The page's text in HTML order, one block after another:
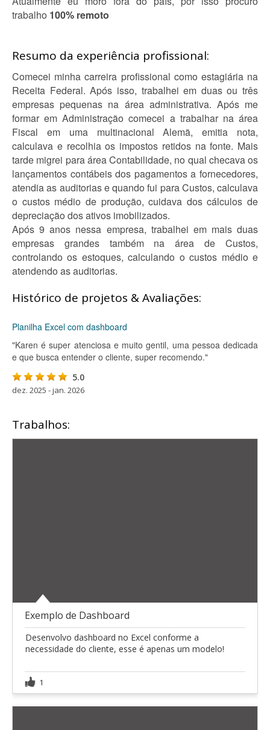
trabalho 100% remoto
Resumo da experiência profissional:
Comecei minha carreira profissional como estagiária na
Receita Federal. Após isso, trabalhei em duas ou três
empresas pequenas na área administrativa. Após me
formar em Administração comecei a trabalhar na área
Fiscal em uma multinacional Alemã, emitia nota,
calculava e recolhia os impostos retidos na fonte. Mais
tarde migrei para área Contabilidade, no qual checava os
lançamentos contábeis dos pagamentos a fornecedores,
atendia as auditorias e quando fui para Custos, calculava
o custos médio de produção, cuidava dos cálculos de
depreciação dos ativos imobilizados.
Após 9 anos nessa empresa, trabalhei em mais duas
empresas grandes também na área de Custos,
controlando os estoques, calculando o custos médio e
atendendo as auditorias.
Histórico de projetos & Avaliações:
Planilha Excel com dashboard
"Karen é super atenciosa e muito gentil, uma pessoa dedicada
e que busca entender o cliente, super recomendo."
5.0
dez. 2025 - jan. 2026
Trabalhos:
Exemplo de Dashboard
Desenvolvo dashboard no Excel conforme a
necessidade do cliente, esse é apenas um modelo!
1